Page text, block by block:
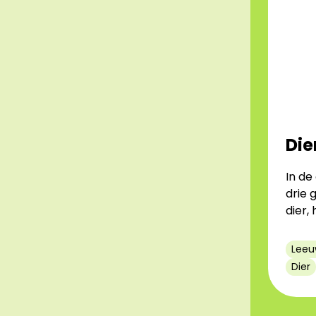
In
drie
dier,
Dier